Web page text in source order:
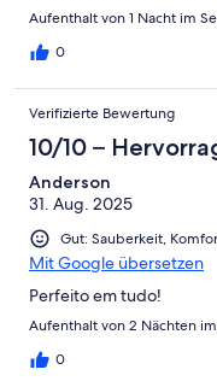
Aufenthalt von 1 Nacht im
0
Verifizierte Bewertung
10/10 –
Anderson
31. Aug. 2025
Gut: Sauberkeit,
Mit Google übersetzen
Perfeito em tudo!
Aufenthalt von 2 Nächten
0